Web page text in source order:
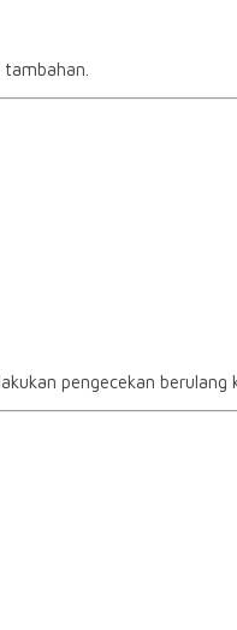
pengecekan berulang